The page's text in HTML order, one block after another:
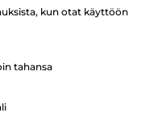
kun otat käyttöön
tahansa